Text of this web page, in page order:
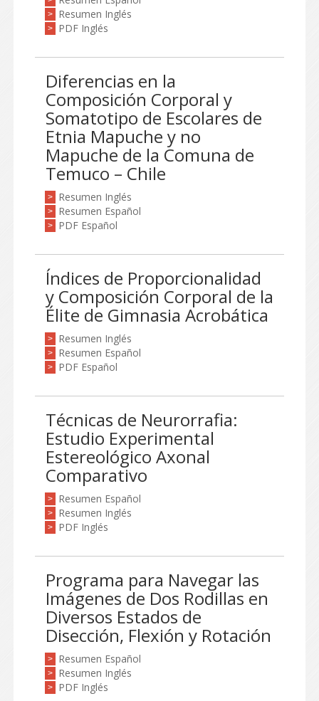
> Resumen Inglés
> PDF Inglés
Diferencias en la
Composición Corporal y
Somatotipo de Escolares de
Etnia Mapuche y no
Mapuche de la Comuna de
Temuco – Chile
> Resumen Inglés
> Resumen Español
> PDF Español
Índices de Proporcionalidad
y Composición Corporal de la
Élite de Gimnasia Acrobática
> Resumen Inglés
> Resumen Español
> PDF Español
Técnicas de Neurorrafia:
Estudio Experimental
Estereológico Axonal
Comparativo
> Resumen Español
> Resumen Inglés
> PDF Inglés
Programa para Navegar las
Imágenes de Dos Rodillas en
Diversos Estados de
Disección, Flexión y Rotación
> Resumen Español
> Resumen Inglés
> PDF Inglés